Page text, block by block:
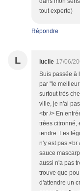
tout experte)
Répondre
L lucile 17/06/
Suis passée à
par "le
surtout très
ville, je n'ai
<br /> En
trèes citronné,
tendre. Les
n'y est pas.<br
sauce
aussi n'a pas
trouve que
d'attendre un